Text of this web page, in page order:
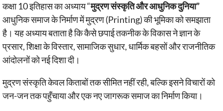
कक्षा 10 इतिहास का अध्याय “मुद्रण संस्कृति और आधुनिक दुनिया”
आधुनिक समाज के निर्माण में मुद्रण (Printing) की भूमिका को समझाता
है। यह अध्याय बताता है कि कैसे छपाई तकनीक के विकास ने ज्ञान के
प्रसार, शिक्षा के विस्तार, सामाजिक सुधार, धार्मिक बहसों और राजनीतिक
आंदोलनों को नई दिशा दी।
मुद्रण संस्कृति केवल किताबों तक सीमित नहीं रही, बल्कि इसने विचारों को
जन-जन तक पहुँचाया और एक नए जागरूक समाज का निर्माण किया।